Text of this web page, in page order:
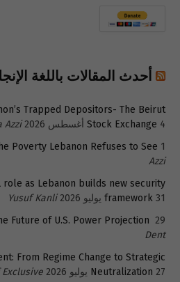
أحدث المقالات باللغة
Trapped Depositors- The Beirut
Stock Exchange 4 أغسطس 2026
Azzi
Poverty Lebanon Refuses to See 1 أغسطس 2026
Azzi
role as Lebanon builds new security
framework 31 يوليو 2026
Yusuf Kanli
Future of U.S. Power Projection 29 يوليو 2026
Dent
From Regime Change to Strategic
Neutralization 27 يوليو 2026